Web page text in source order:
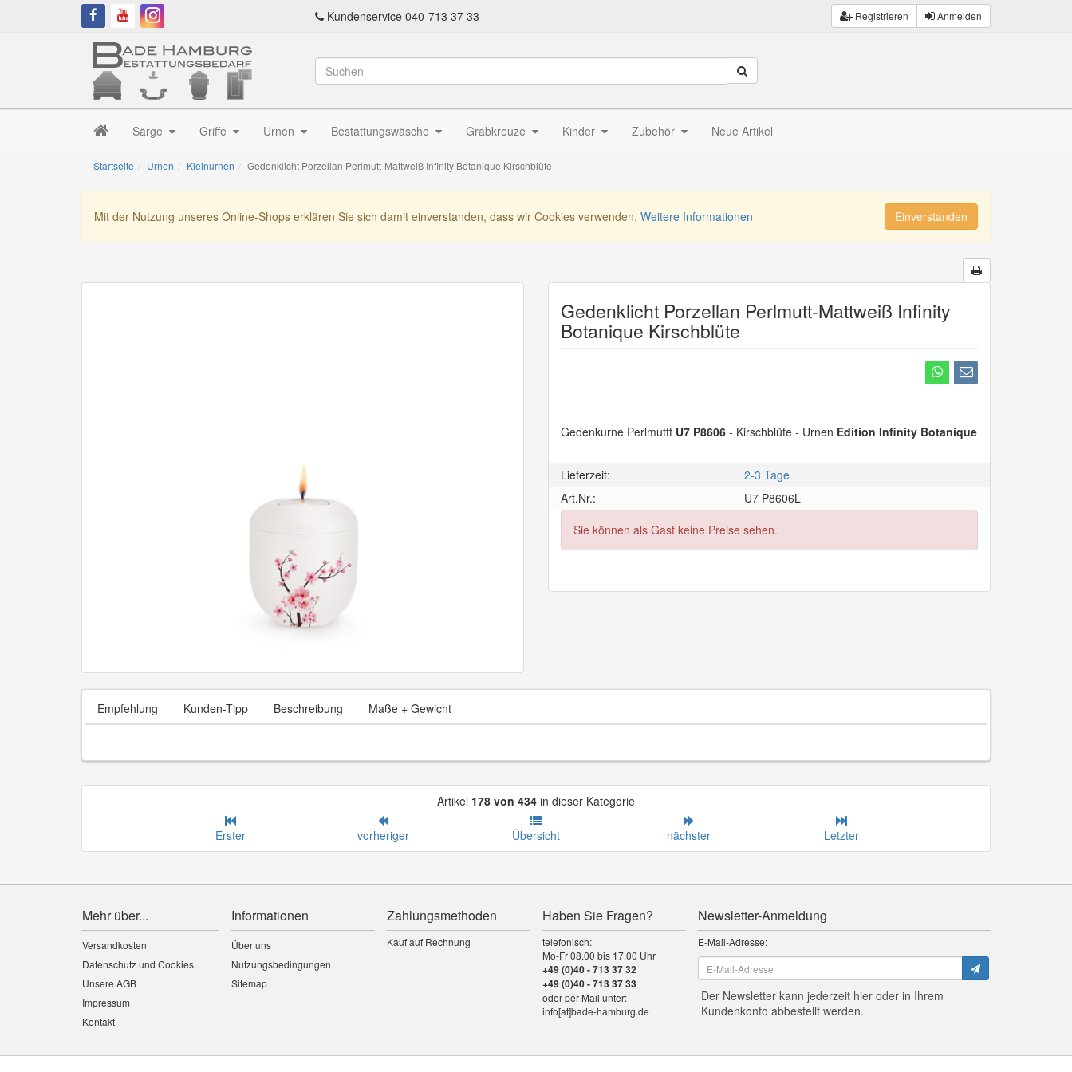
Kundenservice 040-713 37 33 Registrieren Anmelden
Särge Griffe Urnen Bestattungswäsche Grabkreuze Kinder Zubehör Neue Artikel
Startseite Urnen Kleinurnen Gedenklicht Porzellan Perlmutt-Mattweiß Infinity Botanique Kirschblüte
Mit der Nutzung unseres Online-Shops erklären Sie sich damit einverstanden, dass wir Cookies verwenden. Weitere Informationen Einverstanden
Gedenklicht Porzellan Perlmutt-Mattweiß Infinity
Botanique Kirschblüte
Gedenkurne Perlmuttt U7 P8606 - Kirschblüte - Urnen Edition Infinity Botanique
Lieferzeit:
2-3 Tage
Art.Nr.:
U7 P8606L
Sie können als Gast keine Preise sehen.
Empfehlung Kunden-Tipp Beschreibung Maße + Gewicht
Artikel 178 von 434 in dieser Kategorie
Erster vorheriger Übersicht nächster Letzter
Mehr über...
Versandkosten
Datenschutz und Cookies
Unsere AGB
Impressum
Kontakt
Informationen
Über uns
Nutzungsbedingungen
Sitemap
Zahlungsmethoden
Kauf auf Rechnung
Haben Sie Fragen?
telefonisch:
Mo-Fr 08.00 bis 17.00 Uhr
+49 (0)40 - 713 37 32
+49 (0)40 - 713 37 33
oder per Mail unter:
info[at]bade-hamburg.de
Newsletter-Anmeldung
E-Mail-Adresse:
Der Newsletter kann jederzeit hier oder in Ihrem
Kundenkonto abbestellt werden.